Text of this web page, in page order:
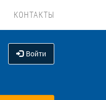
КОНТАКТЫ
Войти